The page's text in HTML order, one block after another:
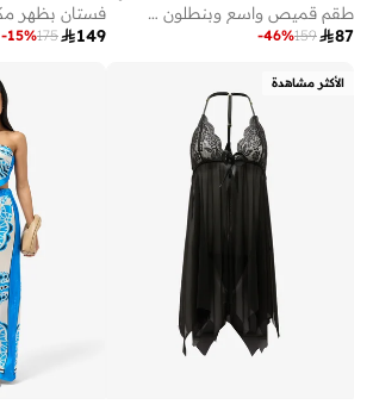
طقم قميص واسع وبنطلون واسع أحادي اللون
87
159
-46%
149
175
-15%
الأكثر مشاهدة